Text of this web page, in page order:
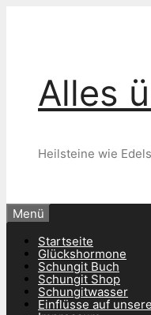
Alles
Heilsteine wie
Menü
Startseite
Glückshormone
Schungit Buch
Schungit Shop
Schungitwasser
Einflüsse auf